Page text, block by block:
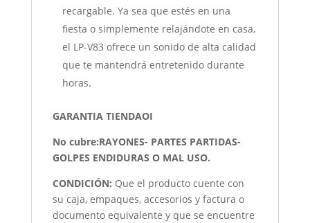
recargable. Ya sea que estés en una
fiesta o simplemente relajándote en casa,
el LP-V83 ofrece un sonido de alta calidad
que te mantendrá entretenido durante
horas.
GARANTIA TIENDAOI
No cubre:RAYONES- PARTES PARTIDAS-
GOLPES ENDIDURAS O MAL USO.
CONDICIÓN: Que el producto cuente con
su caja, empaques, accesorios y factura o
documento equivalente y que se encuentre